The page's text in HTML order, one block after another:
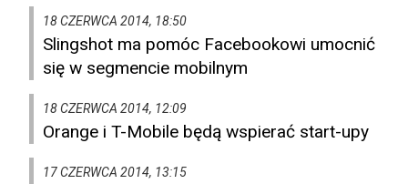
18 CZERWCA 2014, 18:50
Slingshot ma pomóc Facebookowi umocnić
się w segmencie mobilnym
18 CZERWCA 2014, 12:09
Orange i T-Mobile będą wspierać start-upy
17 CZERWCA 2014, 13:15